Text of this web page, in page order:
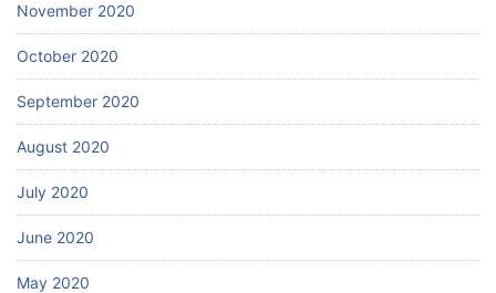
November 2020
October 2020
September 2020
August 2020
July 2020
June 2020
May 2020